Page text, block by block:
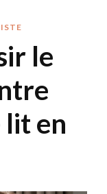
le
lit en